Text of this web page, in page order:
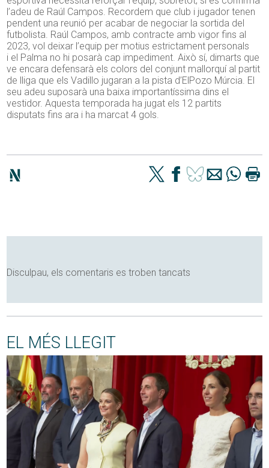
l’adeu de Raúl Campos. Recordem que club i jugador tenen
pendent una reunió per acabar de negociar la sortida del
futbolista. Raúl Campos, amb contracte amb vigor fins al
2023, vol deixar l’equip per motius estrictament personals
i el Palma no hi posarà cap impediment. Això sí, dimarts que
ve encara defensarà els colors del conjunt mallorquí al partit
de lliga que elsVadillo jugaran a la pista d’ElPozo Múrcia. El
seu adeu suposarà una baixa importantíssima dins el
vestidor. Aquesta temporada ha jugat els 12 partits
disputats fins ara i ha marcat 4 gols.
Disculpau, els comentaris es troben tancats
EL MÉS LLEGIT